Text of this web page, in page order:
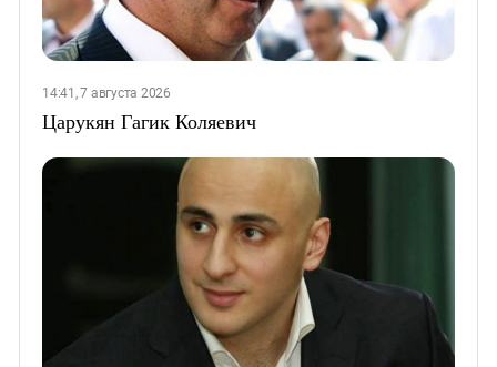
14:41, 7 августа 2026
Царукян Гагик Коляевич